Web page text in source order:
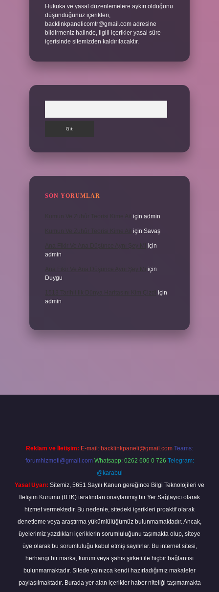
Hukuka ve yasal düzenlemelere aykırı olduğunu
düşündüğünüz içerikleri,
backlinkpanelicomtr@gmail.com adresine
bildirmeniz halinde, ilgili içerikler yasal süre
içerisinde sitemizden kaldırılacaktır.
SON YORUMLAR
için admin
için Savaş
için
admin
için
Duygu
için
admin
Reklam ve İletişim: E-mail: backlinkpaneli@gmail.com Teams:
forumhizmeti@gmail.com Whatsapp: 0262 606 0 726 Telegram:
@karabul
Yasal Uyarı: Sitemiz, 5651 Sayılı Kanun gereğince Bilgi Teknolojileri ve
İletişim Kurumu (BTK) tarafından onaylanmış bir Yer Sağlayıcı olarak
hizmet vermektedir. Bu nedenle, sitedeki içerikleri proaktif olarak
denetleme veya araştırma yükümlülüğümüz bulunmamaktadır. Ancak,
üyelerimiz yazdıkları içeriklerin sorumluluğunu taşımakta olup, siteye
üye olarak bu sorumluluğu kabul etmiş sayılırlar. Bu internet sitesi,
herhangi bir marka, kurum veya şahıs şirketi ile hiçbir bağlantısı
bulunmamaktadır. Sitede yalnızca kendi hazırladığımız makaleler
paylaşılmaktadır. Burada yer alan içerikler haber niteliği taşımamakta